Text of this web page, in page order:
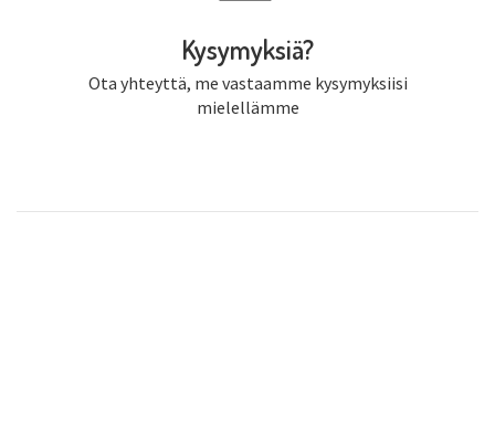
Kysymyksiä?
Ota yhteyttä, me vastaamme kysymyksiisi
mielellämme